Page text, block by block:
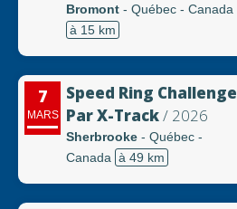
Bromont - Québec - Canada
à 15 km
7
MARS
Speed Ring Challenge
Par X-Track/ 2026
Sherbrooke - Québec -
Canada à 49 km